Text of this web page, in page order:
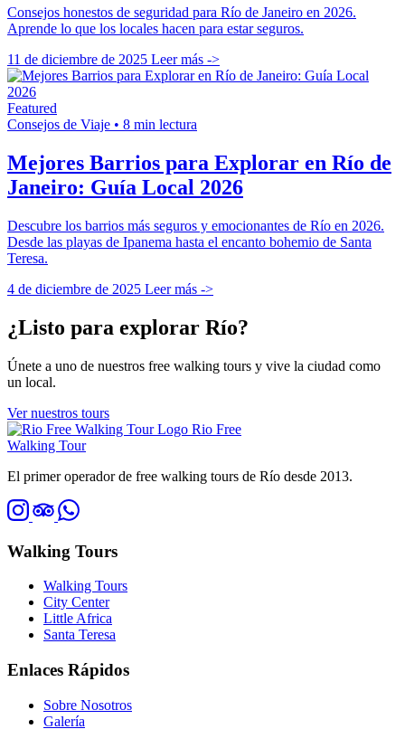
Consejos honestos de seguridad para Río de Janeiro en 2026.
Aprende lo que los locales hacen para estar seguros.
11 de diciembre de 2025 Leer más ->
Featured
Consejos de Viaje • 8 min lectura
Mejores Barrios para Explorar en Río de
Janeiro: Guía Local 2026
Descubre los barrios más seguros y emocionantes de Río en 2026.
Desde las playas de Ipanema hasta el encanto bohemio de Santa
Teresa.
4 de diciembre de 2025 Leer más ->
¿Listo para explorar Río?
Únete a uno de nuestros free walking tours y vive la ciudad como
un local.
Ver nuestros tours
Rio Free
Walking Tour
El primer operador de free walking tours de Río desde 2013.
Walking Tours
Walking Tours
City Center
Little Africa
Santa Teresa
Enlaces Rápidos
Sobre Nosotros
Galería